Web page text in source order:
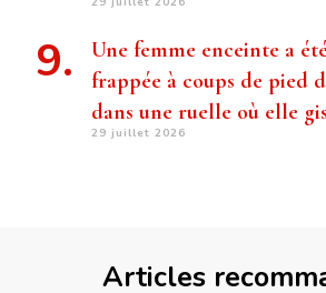
Une femme enceinte a
frappée à coups de pied
dans une ruelle où elle
29 juillet 2026
Articles